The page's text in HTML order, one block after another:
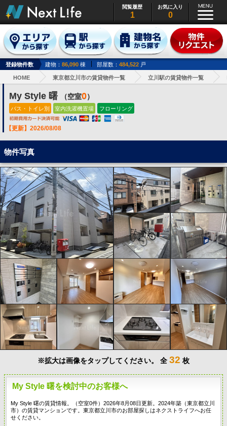
閲覧履歴
1
お気に入り
0
登録物件数 建物： 86,090 棟 部屋数： 484,522 戸
HOME 東京都立川市の賃貸物件一覧 立川駅の賃貸物件一覧
My Style 曙 （空室0）
バス・トイレ別 室内洗濯機置場 フローリング
【更新】2026/08/08
物件写真
※拡大は画像をタップしてください。 全 32 枚
My Style 曙を検討中のお客様へ
My Style 曙の賃貸情報。（空室0件）2026年8月08日更新。2024年築（東京都立川
市）の賃貸マンションです。東京都立川市のお部屋探しはネクストライフへお任
せください。